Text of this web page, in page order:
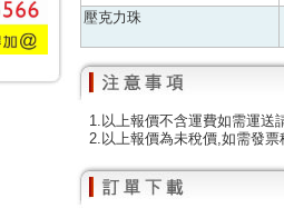
壓克力珠
1.以上報價不含運費如需運送
2.以上報價為未稅價,如需發票